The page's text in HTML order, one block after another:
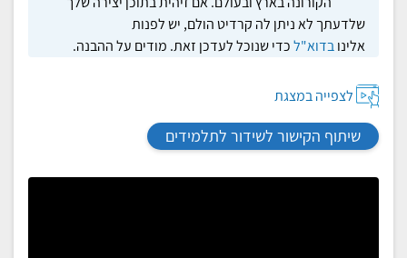
שלדעתך לא ניתן לה קרדיט הולם, יש לפנות
אלינובדוא"לכדי שנוכל לעדכן זאת. מודים על ההבנה.
לצפייה במצגת
שיתוף הקישור לשידור לתלמידים